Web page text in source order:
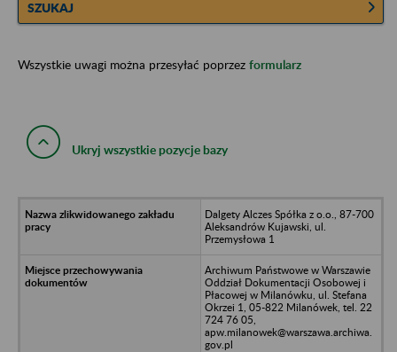
SZUKAJ
Wszystkie uwagi można przesyłać poprzez formularz
Ukryj wszystkie pozycje bazy
Dalgety Alczes Spółka z o.o., 87-700
Aleksandrów Kujawski, ul.
Przemysłowa 1
Archiwum Państwowe w Warszawie
Oddział Dokumentacji Osobowej i
Płacowej w Milanówku, ul. Stefana
Okrzei 1, 05-822 Milanówek, tel. 22
724 76 05,
apw.milanowek@warszawa.archiwa.
gov.pl